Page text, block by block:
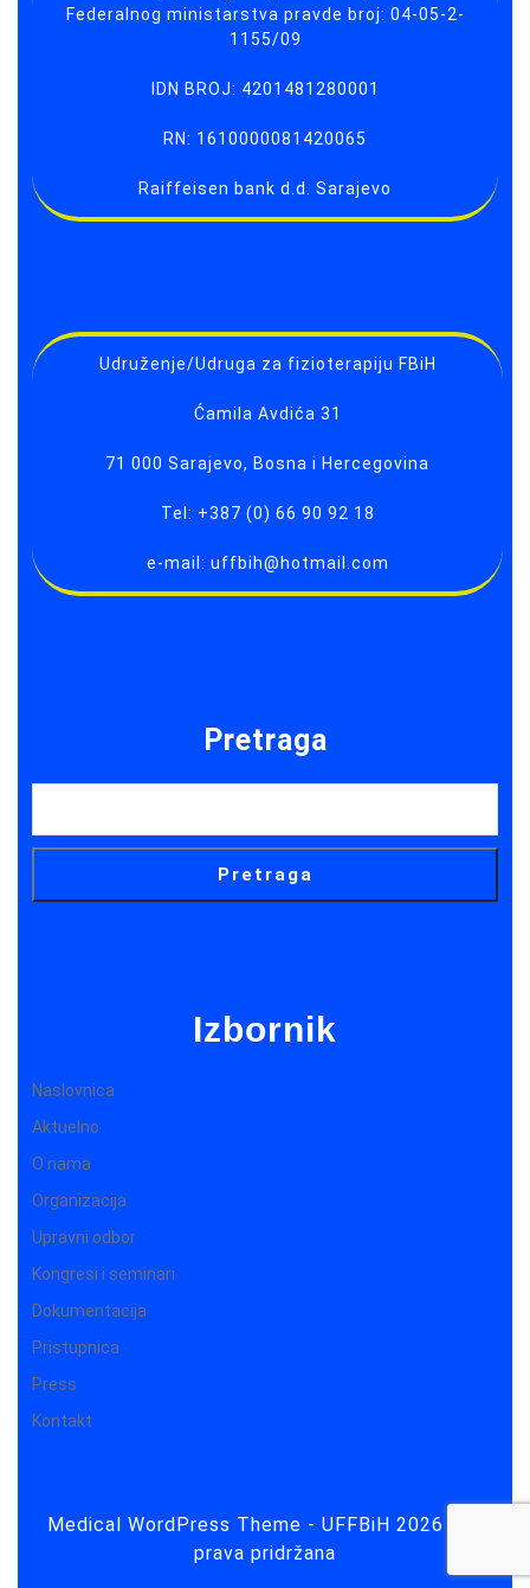
Federalnog ministarstva pravde broj: 04-05-2-
1155/09
IDN BROJ: 4201481280001
RN: 1610000081420065
Raiffeisen bank d.d. Sarajevo
Udruženje/Udruga za fizioterapiju FBiH
Ćamila Avdića 31
71 000 Sarajevo, Bosna i Hercegovina
Tel: +387 (0) 66 90 92 18
e-mail: uffbih@hotmail.com
Pretraga
Pretraga
Izbornik
Naslovnica
Aktuelno
O nama
Organizacija
Upravni odbor
Kongresi i seminari
Dokumentacija
Pristupnica
Press
Kontakt
Medical WordPress Theme - UFFBiH 2026 Sva
prava pridržana